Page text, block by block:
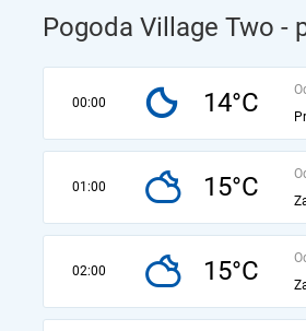
Pogoda Village Two -
00:00 14°C
01:00 15°C
02:00 15°C